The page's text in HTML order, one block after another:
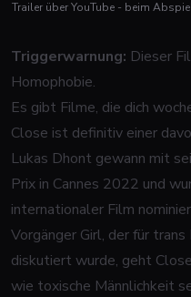
Trailer über YouTube - beim
Triggerwarnung: Dieser
Homophobie.
Es gibt Filme, die dich
Close ist definitiv einer
Lukas Dhont gewann mit
Prix in Cannes 2022 und
internationaler Film
Vorgänger Girl, der für
diskutiert wurde, geht Close
wie toxische Männlichkeit